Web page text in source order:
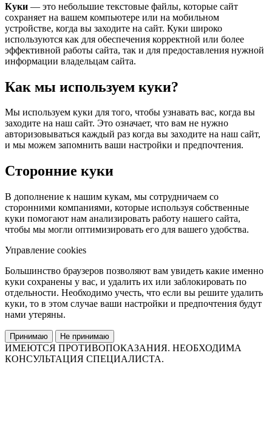
Куки — это небольшие текстовые файлы, которые сайт
сохраняет на вашем компьютере или на мобильном
устройстве, когда вы заходите на сайт. Куки широко
используются как для обеспечения корректной или более
эффективной работы сайта, так и для предоставления нужной
информации владельцам сайта.
Как мы используем куки?
Мы используем куки для того, чтобы узнавать вас, когда вы
заходите на наш сайт. Это означает, что вам не нужно
авторизовываться каждый раз когда вы заходите на наш сайт,
и мы можем запомнить ваши настройки и предпочтения.
Сторонние куки
В дополнение к нашим кукам, мы сотрудничаем со
сторонними компаниями, которые используя собственные
куки помогают нам анализировать работу нашего сайта,
чтобы мы могли оптимизировать его для вашего удобства.
Управление cookies
Большинство браузеров позволяют вам увидеть какие именно
куки сохранены у вас, и удалить их или заблокировать по
отдельности. Необходимо учесть, что если вы решите удалить
куки, то в этом случае ваши настройки и предпочтения будут
нами утеряны.
Принимаю Не принимаю
ИМЕЮТСЯ ПРОТИВОПОКАЗАНИЯ. НЕОБХОДИМА
КОНСУЛЬТАЦИЯ СПЕЦИАЛИСТА.